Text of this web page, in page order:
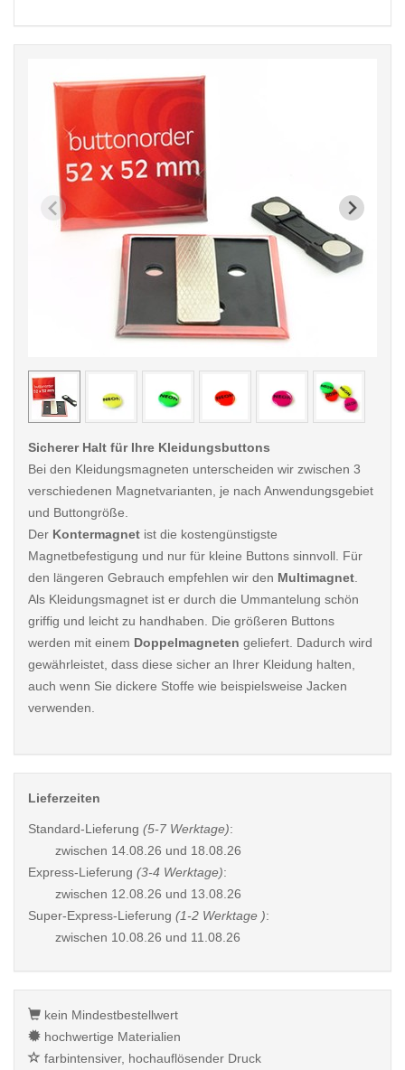
< /picture>
Sicherer Halt für Ihre Kleidungsbuttons
Bei den Kleidungsmagneten unterscheiden wir zwischen 3
verschiedenen Magnetvarianten, je nach Anwendungsgebiet
und Buttongröße.
Der Kontermagnet ist die kostengünstigste
Magnetbefestigung und nur für kleine Buttons sinnvoll. Für
den längeren Gebrauch empfehlen wir den Multimagnet
Als Kleidungsmagnet ist er durch die Ummantelung schön
griffig und leicht zu handhaben. Die größeren Buttons
werden mit einem Doppelmagneten geliefert. Dadurch wird
gewährleistet, dass diese sicher an Ihrer Kleidung halten,
auch wenn Sie dickere Stoffe wie beispielsweise Jacken
verwenden.
Lieferzeiten
Standard-Lieferung (5-7 Werktage):
zwischen 14.08.26 und 18.08.26
Express-Lieferung (3-4 Werktage):
zwischen 12.08.26 und 13.08.26
Super-Express-Lieferung (1-2 Werktage ):
zwischen 10.08.26 und 11.08.26
kein Mindestbestellwert
hochwertige Materialien
farbintensiver, hochauflösender Druck